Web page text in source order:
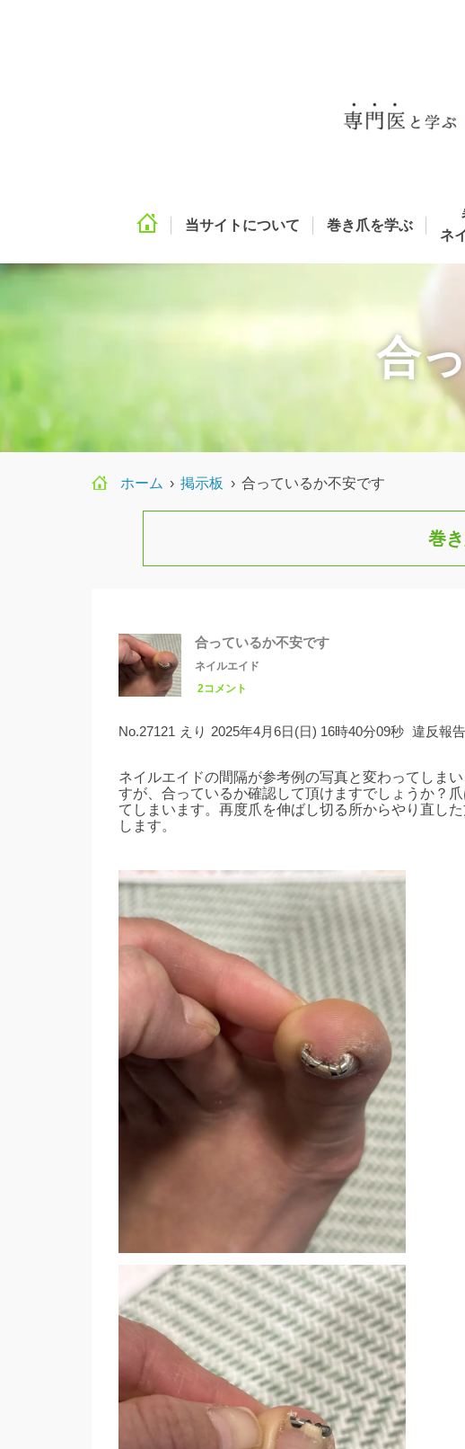
当サイトについて 巻き爪を学ぶ
ネ
合
ホーム › › 合っているか不安です
巻
合っているか不安です
ネイルエイド
2コメント
No.27121 えり 2025年4月6日(日) 16時40分09秒 違反報告
ネイルエイドの間隔が参考例の写真と変わってしま
すが、合っているか確認して頂けますでしょうか？
てしまいます。再度爪を伸ばし切る所からやり直し
します。